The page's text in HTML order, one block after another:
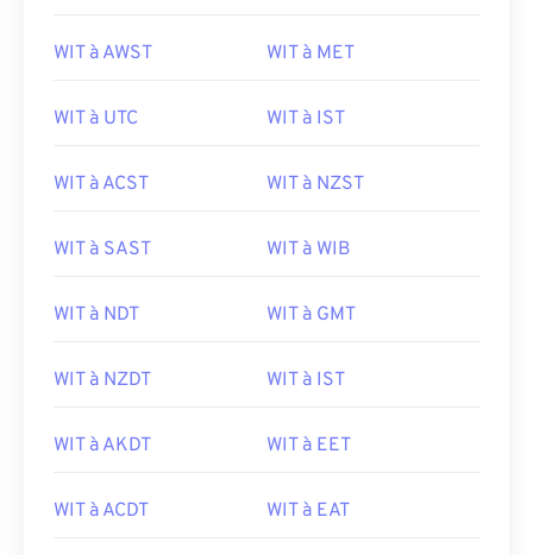
WIT à AWST WIT à MET
WIT à UTC WIT à IST
WIT à ACST WIT à NZST
WIT à SAST WIT à WIB
WIT à NDT WIT à GMT
WIT à NZDT WIT à IST
WIT à AKDT WIT à EET
WIT à ACDT WIT à EAT